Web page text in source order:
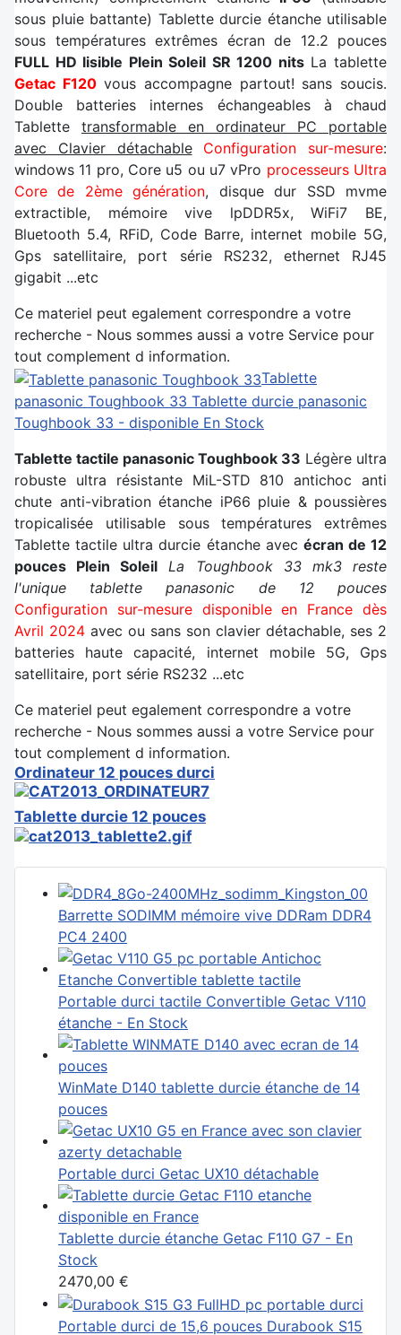
sous pluie battante) Tablette durcie étanche utilisable
sous températures extrêmes écran de 12.2 pouces
FULL HD lisible Plein Soleil SR 1200 nitsLa tablette
Getac F120vous accompagne partout! sans soucis.
Double batteries internes échangeables à chaud
Tablette transformable en ordinateur PC portable
avec Clavier détachable
Configuration sur-mesure:
windows 11 pro, Core u5 ou u7 vPro processeurs Ultra
Core de 2ème génération, disque dur SSD mvme
extractible, mémoire vive lpDDR5x, WiFi7 BE,
Bluetooth 5.4, RFiD, Code Barre, internet mobile 5G,
Gps satellitaire, port série RS232, ethernet RJ45
gigabit ...etc
Ce materiel peut egalement correspondre a votre
recherche - Nous sommes aussi a votre Service pour
tout complement d information.
Tablette
panasonic Toughbook 33 Tablette durcie panasonic
Toughbook 33 - disponible En Stock
Tablette tactile panasonic Toughbook 33 Légère ultra
robuste ultra résistante MiL-STD 810 antichoc anti
chute anti-vibration étanche iP66 pluie & poussières
tropicalisée utilisable sous températures extrêmes
Tablette tactile ultra durcie étanche avec écran de 12
pouces Plein Soleil
La Toughbook 33 mk3 reste
l'unique tablette panasonic de 12 pouces
Configuration sur-mesure disponible en France dès
Avril 2024 avec ou sans son clavier détachable, ses 2
batteries haute capacité, internet mobile 5G, Gps
satellitaire, port série RS232 ...etc
Ce materiel peut egalement correspondre a votre
recherche - Nous sommes aussi a votre Service pour
tout complement d information.
Ordinateur 12 pouces durci
Tablette durcie 12 pouces
Barrette SODIMM mémoire vive DDRam DDR4
PC4 2400
Portable durci tactile Convertible Getac V110
étanche - En Stock
WinMate D140 tablette durcie étanche de 14
pouces
Portable durci Getac UX10 détachable
Tablette durcie étanche Getac F110 G7 - En
Stock
2470,00 €
Portable durci de 15,6 pouces Durabook S15